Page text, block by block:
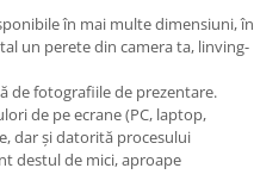
în mai multe dimensiuni, în
un perete din camera ta, linving-
de fotografiile de prezentare.
de pe ecrane (PC, laptop,
dar și datorită procesului
destul de mici, aproape